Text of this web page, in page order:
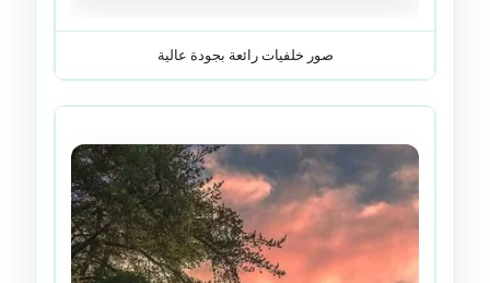
صور خلفيات رائعة بجودة عالية